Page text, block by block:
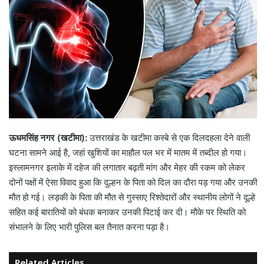
ऊधमसिंह नगर (खटीमा):उत्तराखंड के खटीमा कस्बे से एक दिलदहला देने वाली
घटना सामने आई है, जहां खुशियों का माहौल पल भर में मातम में तब्दील हो गया।
इस्लामनगर इलाके में दहेज की लगातार बढ़ती मांग और मेहर की रकम को लेकर
दोनों पक्षों में ऐसा विवाद हुआ कि दुल्हन के पिता को दिल का दौरा पड़ गया और उनकी
मौत हो गई। लड़की के पिता की मौत से गुस्साए रिश्तेदारों और स्थानीय लोगों ने दूल्हे
सहित कई बारातियों को बंधक बनाकर उनकी पिटाई कर दी। मौके पर स्थिति को
संभालने के लिए भारी पुलिस बल तैनात करना पड़ा है।